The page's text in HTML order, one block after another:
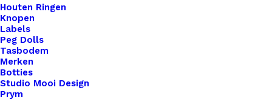
Houten Ringen
Knopen
Labels
Peg Dolls
Tasbodem
Merken
Botties
Studio Mooi Design
Prym
€5,95